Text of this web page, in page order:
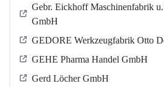
Gebr. Eickhoff Maschinenfabrik
GmbH
GEDORE Werkzeugfabrik Otto
GEHE Pharma Handel GmbH
Gerd Löcher GmbH